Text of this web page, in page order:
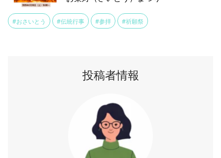
#おさいとう #伝統行事 #参拝 #祈願祭
投稿者情報